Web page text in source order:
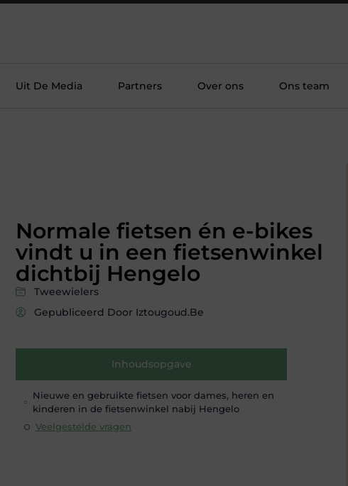
Uit De Media Partners Over ons Ons team
Normale fietsen én e-bikes
vindt u in een fietsenwinkel
dichtbij Hengelo
Tweewielers
Gepubliceerd Door Iztougoud.be
Inhoudsopgave
Nieuwe en gebruikte fietsen voor dames, heren en
kinderen in de fietsenwinkel nabij Hengelo
Veelgestelde vragen